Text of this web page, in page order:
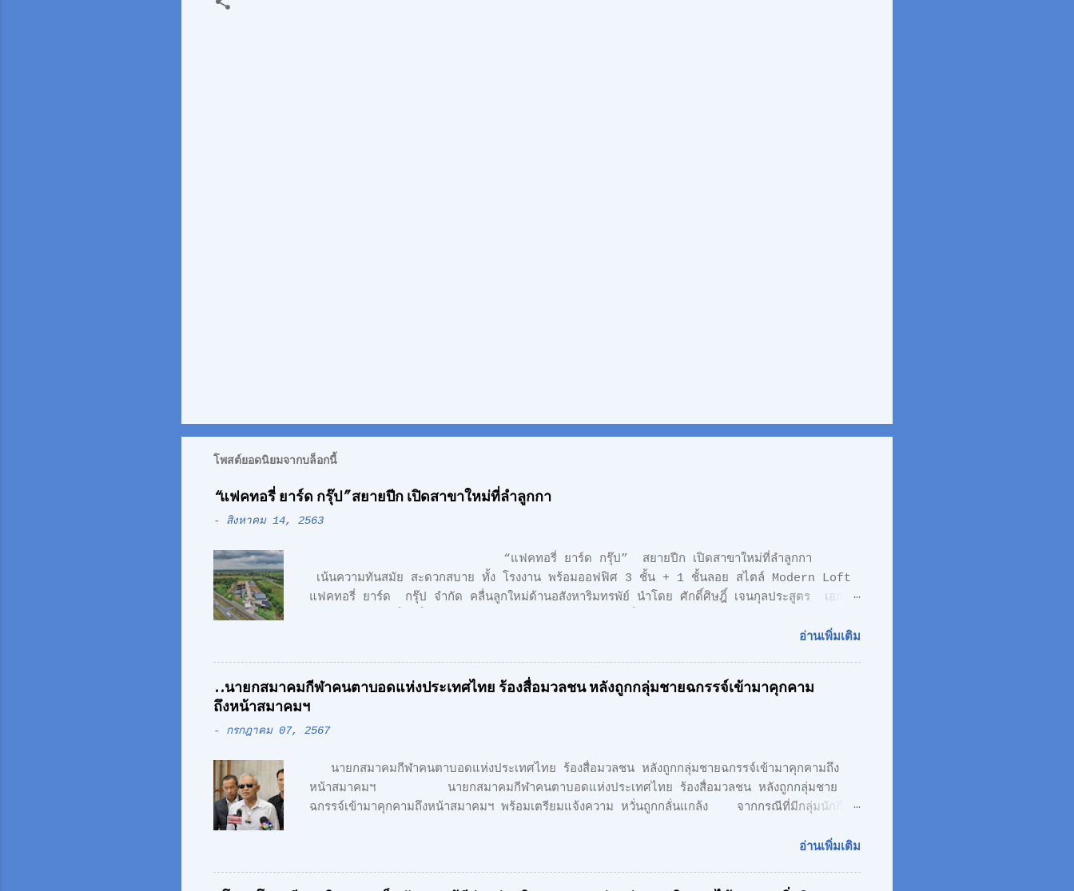
โพสต์ยอดนิยมจากบล็อกนี้
“แฟคทอรี่ ยาร์ด กรุ๊ป” สยายปีก เปิดสาขาใหม่ที่ลำลูกกา
- สิงหาคม 14, 2563
“แฟคทอรี่ ยาร์ด กรุ๊ป” สยายปีก เปิดสาขาใหม่ที่ลำลูกกา
เน้นความทันสมัย สะดวกสบาย ทั้ง โรงงาน พร้อมออฟฟิศ 3 ชั้น + 1 ชั้นลอย สไตล์ Modern Loft
แฟคทอรี่ ยาร์ด กรุ๊ป จำกัด คลื่นลูกใหม่ด้านอสังหาริมทรพัย์ นำโดย ศักดิ์ศิษฎิ์ เจนกุลประสูตร เอกชัย
สมัย สะดวกสบาย ทั้ง โรงงาน พร้อมออฟฟิศ 3 ชั้น + 1 ชั้นลอย สไตล์ Modern Loft โดยตั้งอยู่บน
"Simplicity is the Ultimate Sophistication" - Leonardo Da Vinci " เพราะเราเชื่อ
ว่า ความเรียบง่าย คือ สูงสุดแห่งสุนทรียภาพ เราเลือกที่จะออกแบบในแนว Modern Loft Design วัสดุ
ทุกชิ้น ถูกเลือกอย่างตั้งใจ เพื่อความลงตัว และมีระดับ " สำหรับโครงการนี้ ตั้งอยู่บน ถนนเลียบทางด่วน
วงแหวนรอบนอก (ลำลูกกา) สุดยอดทำเลแห่งอนา...
อ่านเพิ่มเติม
..นายกสมาคมกีฬาคนตาบอดแห่งประเทศไทย ร้องสื่อมวลชน หลังถูกกลุ่มชายฉกรรจ์เข้ามาคุกคาม
ถึงหน้าสมาคมฯ
- กรกฎาคม 07, 2567
นายกสมาคมกีฬาคนตาบอดแห่งประเทศไทย ร้องสื่อมวลชน หลังถูกกลุ่มชายฉกรรจ์เข้ามาคุกคามถึง
หน้าสมาคมฯ นายกสมาคมกีฬาคนตาบอดแห่งประเทศไทย ร้องสื่อมวลชน หลังถูกกลุ่มชาย
ฉกรรจ์เข้ามาคุกคามถึงหน้าสมาคมฯ พร้อมเตรียมแจ้งความ หวั่นถูกกลั่นแกล้ง จากกรณีที่มีกลุ่มนักกีฬา
ตรวจสอบการฮุบโควตาสลากกินแบ่งรัฐบาล จำนวน 2,647 เล่ม ของนักกีฬาคนตาบอด ซึ่งเกิดความเข้าใจ
การเสนอข่าวไปก่อนหน้านี้ ล่าสุด นายอำนวย กลิ่นอยู่ นายกสมาคมกีฬาคนตาบอดแห่งประเทศไทย
อ่านเพิ่มเติม